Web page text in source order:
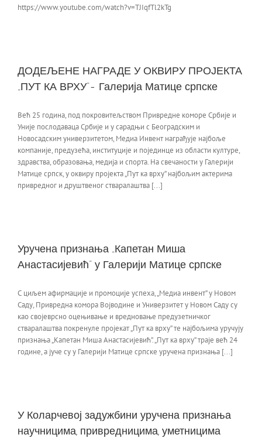
https://www.youtube.com/watch?v=TJIqfTl2kTg
ДОДЕЉЕНЕ НАГРАДЕ У ОКВИРУ ПРОЈЕКТА
„ПУТ КА ВРХУ”- Галерија Матице српске
Већ 25 година, под покровитељством Привредне коморе Србије и
Уније послодаваца Србије и у сарадњи с Београдским и
Новосадским универзитетом, Медиа Инвент награђује најбоље
компаније, предузећа, институције и појединце из области културе,
здравства, образовања, медија и спорта. На свечаности у Галерији
Матице српск, у оквиру пројекта „Пут ка врху” најбољим актерима
привредног и друштвеног стваралаштва [...]
Уручена признања „Капетан Миша
Анастасијевић” у Галерији Матице српске
С циљем афирмације и промоције успеха, „Медиа инвент” у Новом
Саду, Привредна комора Војводине и Универзитет у Новом Саду су
као својеврсно оцењивање и вредновање предузетничког
стваралаштва покренуле пројекат „Пут ка врху” те најбољима уручују
признања „Капетан Миша Анастасијевић”. „Пут ка врху” траје већ 24
године, а јуче су у Галерији Матице српске уручена признања [...]
У Коларчевој задужбини уручена признања
научницима, привредницима, уметницима